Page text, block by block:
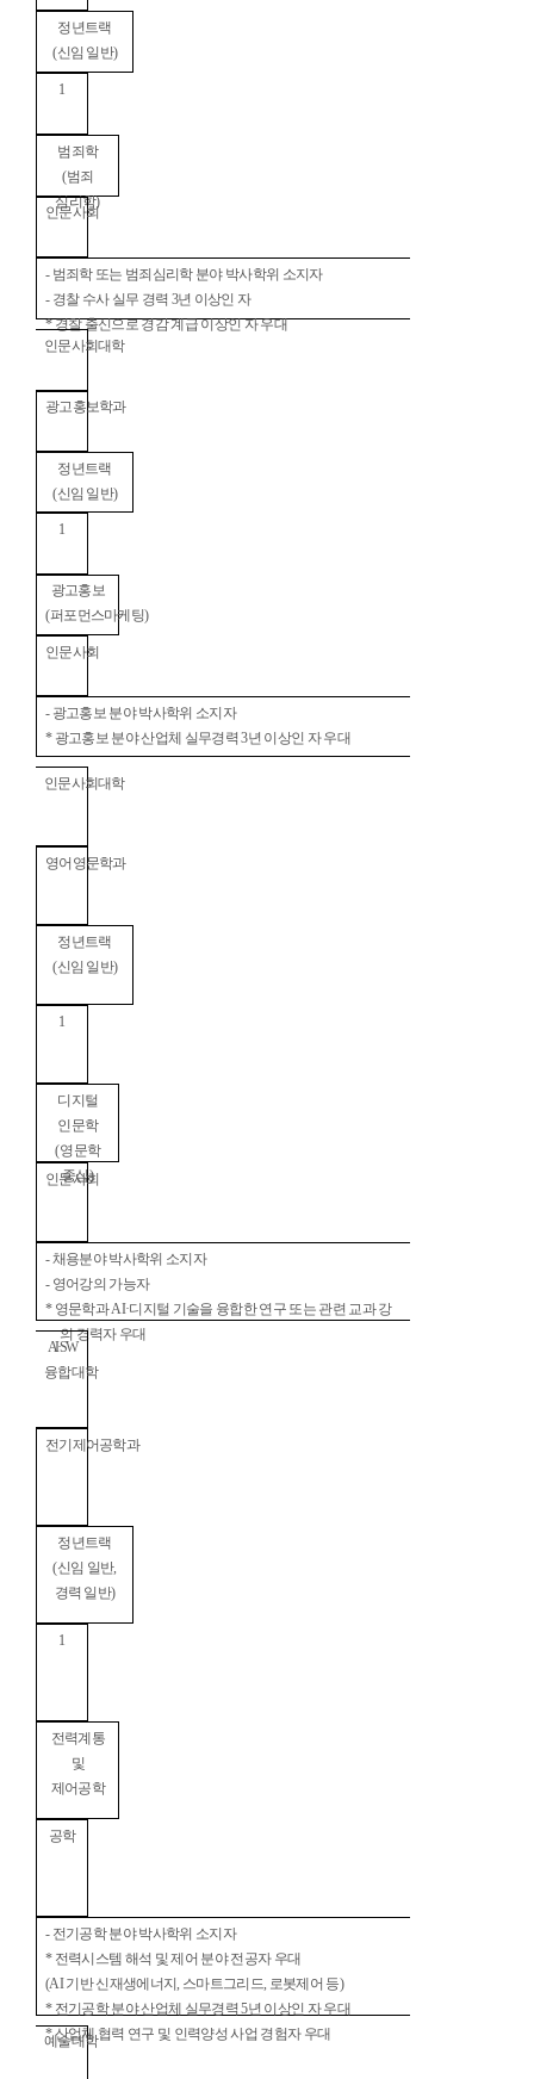
정년트랙
(신임 일반)
1
범죄학
(범죄
심리학)
인문사회
- 범죄학 또는 범죄심리학 분야 박사학위 소지자
- 경찰 수사 실무 경력 3년 이상인 자
*경찰 출신으로 경감 계급 이상인 자 우대
인문사회대학
광고홍보학과
정년트랙
(신임 일반)
1
광고홍보
(퍼포먼스마케팅)
인문사회
- 광고홍보 분야 박사학위 소지자
* 광고홍보 분야 산업체 실무경력3년 이상인 자 우대
인문사회대학
영어영문학과
정년트랙
(신임 일반)
1
디지털
인문학
(영문학
중심)
인문사회
-채용분야 박사학위 소지자
- 영어강의 가능자
* 영문학과AI·디지털 기술을 융합한 연구 또는 관련 교과 강
의 경력자 우대
AI·SW
융합대학
전기제어공학과
정년트랙
(신임 일반,
경력 일반)
1
전력계통
및
제어공학
공학
- 전기공학 분야 박사학위 소지자
* 전력시스템 해석 및 제어 분야 전공자 우대
(AI기반 신재생에너지, 스마트그리드, 로봇제어 등)
* 전기공학 분야 산업체 실무경력5년 이상인 자 우대
*산업체 협력 연구 및 인력양성 사업 경험자 우대
예술대학